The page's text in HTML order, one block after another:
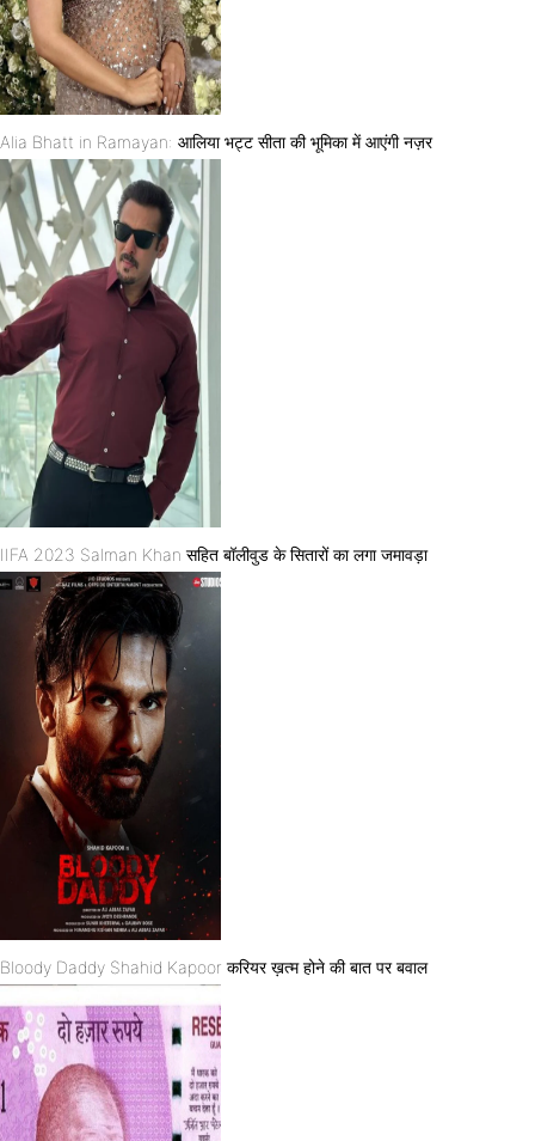
Alia Bhatt in Ramayan: आलिया भट्ट सीता की भूमिका में आएंगी नज़र
IIFA 2023 Salman Khan सहित बॉलीवुड के सितारों का लगा जमावड़ा
Bloody Daddy Shahid Kapoor करियर ख़त्म होने की बात पर बवाल